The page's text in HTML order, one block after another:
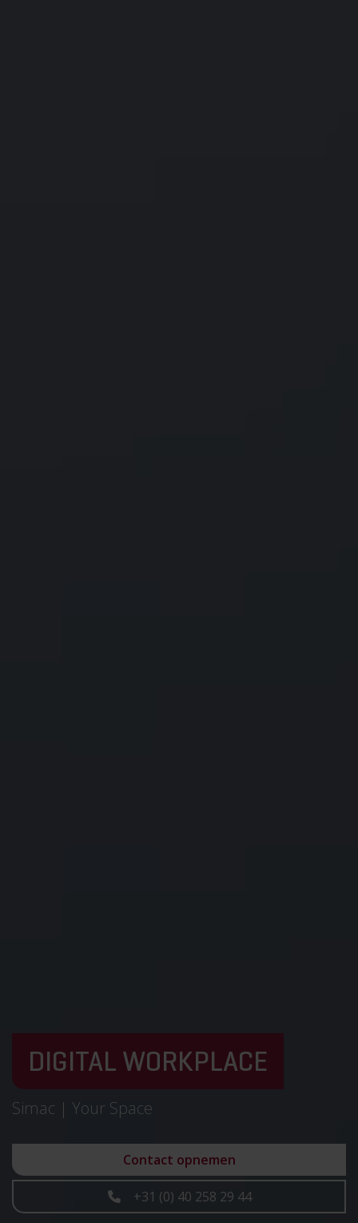
DIGITAL WORKPLACE
Simac | Your Space
Contact opnemen
+31 (0) 40 258 29 44